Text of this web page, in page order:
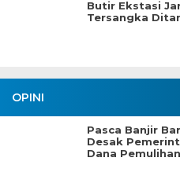
Butir Ekstasi
Tersangka
OPINI
Pasca Banjir
Desak
Dana